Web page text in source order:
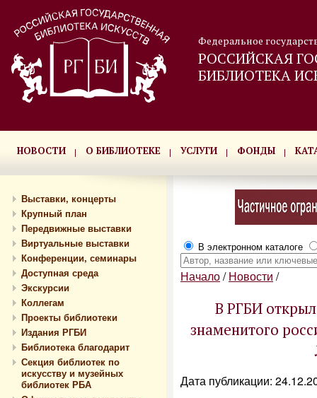
Федеральное
РОССИЙСКАЯ
БИБЛИОТЕКА
НОВОСТИ О БИБЛИОТЕКЕ УСЛУГИ ФОНДЫ
Выставки, концерты
Крупный план
Передвижные выставки
Виртуальные выставки
Конференции, семинары
Доступная среда
Экскурсии
Коллегам
Проекты библиотеки
Издания РГБИ
Библиотека благодарит
Секция библиотек по
искусству и музейных
библиотек РБА
В электронном каталоге
Начало/ Новости /
В РГБИ
знаменитого
Дата публикации: